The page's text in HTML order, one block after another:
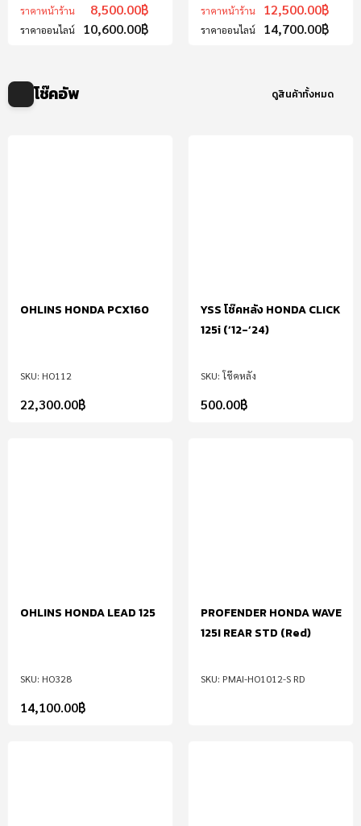
ราคาหน้าร้าน 8,500.00฿
ราคาออนไลน์ 10,600.00฿
ราคาหน้าร้าน 12,500.00฿
ราคาออนไลน์ 14,700.00฿
โช๊คอัพ ดูสินค้าทั้งหมด
HO112
OHLINS HONDA PCX160
22,300.00฿
โช๊คหลัง
YSS โช๊คหลัง HONDA CLICK
125i (’12-’24)
500.00฿
HO328
OHLINS HONDA LEAD 125
14,100.00฿
PMAI-HO1012-S RD
PROFENDER HONDA WAVE
125I REAR STD (Red)